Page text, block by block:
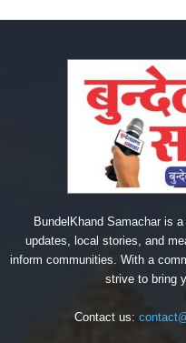
BundelKhand Samachar is
updates, local stories, and
inform communities. With a
strive to bring
Contact us: